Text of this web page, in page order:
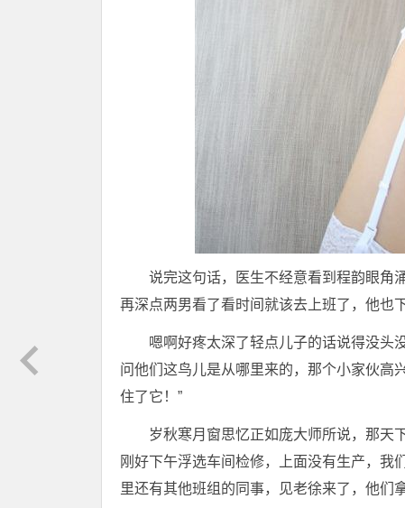
说完这句话，医生不经意看到程韵眼角
再深点两男看了看时间就该去上班了，他也
嗯啊好疼太深了轻点儿子的话说得没头
问他们这鸟儿是从哪里来的，那个小家伙高
住了它！”
岁秋寒月窗思忆正如庞大师所说，那天
刚好下午浮选车间检修，上面没有生产，我
里还有其他班组的同事，见老徐来了，他们